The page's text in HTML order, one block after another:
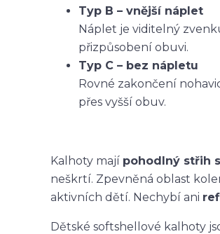
Typ B – vnější náplet
Náplet je viditelný
přizpůsobení obuvi.
Typ C – bez nápletu
Rovné zakončení
přes vyšší obuv.
Kalhoty mají pohodlný střih
neškrtí. Zpevněná oblast
aktivních dětí. Nechybí ani
Dětské softshellové kalhoty